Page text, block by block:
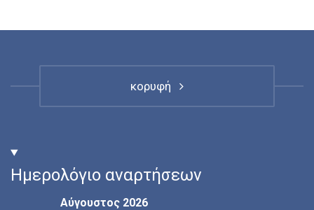
κορυφή
Ημερολόγιο αναρτήσεων
Αύγουστος 2026